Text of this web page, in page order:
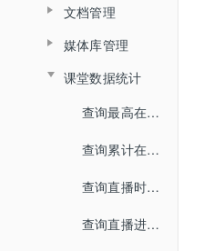
状态监控
关闭直播间
开始直播
结束直播
查询聊天信息
文档管理
文档上传
删除文档
查询账户文档列表
查询直播间文档列表
关联文档
取消文档关联
媒体库管理
上传视频
关联视频
取消关联视频
删除直播间关联视频
设置暖场视频
课堂数据统计
查询最高在线人数
查询累计在线人数
查询直播时长信息
查询直播进出记录